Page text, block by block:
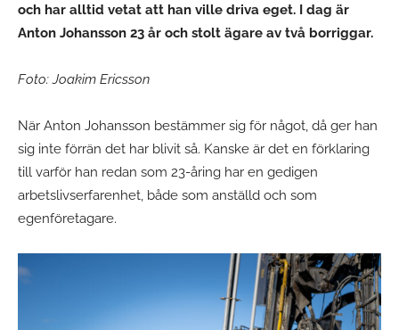
och har alltid vetat att han ville driva eget. I dag är
Anton Johansson 23 år och stolt ägare av två borriggar.
Foto: Joakim Ericsson
När Anton Johansson bestämmer sig för något, då ger han
sig inte förrän det har blivit så. Kanske är det en förklaring
till varför han redan som 23-åring har en gedigen
arbetslivserfarenhet, både som anställd och som
egenföretagare.